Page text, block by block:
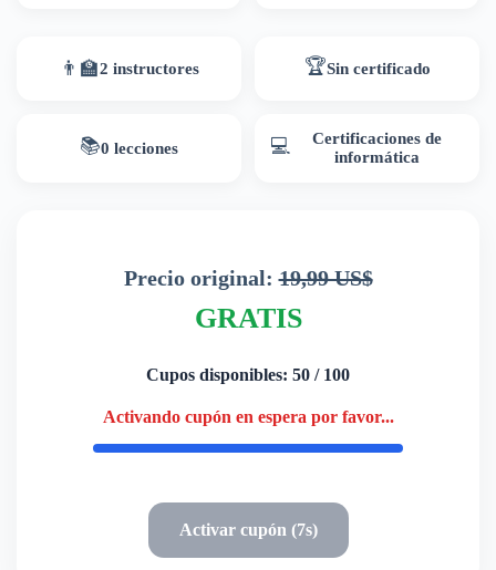
👨‍🏫2 instructores 🏆Sin certificado
📚0 lecciones 💻
Certificaciones de
informática
Precio original:19,99 US$
GRATIS
Cupos disponibles: 50 / 100
Activando cupón en espera por favor...
Activar cupón (7s)